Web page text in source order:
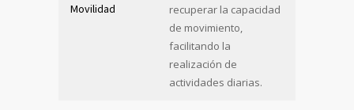
Movilidad
recuperar la capacidad
de movimiento,
facilitando la
realización de
actividades diarias.